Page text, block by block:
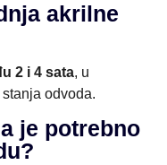
akrilne
2 i 4 sata, u
odvoda.
je potrebno